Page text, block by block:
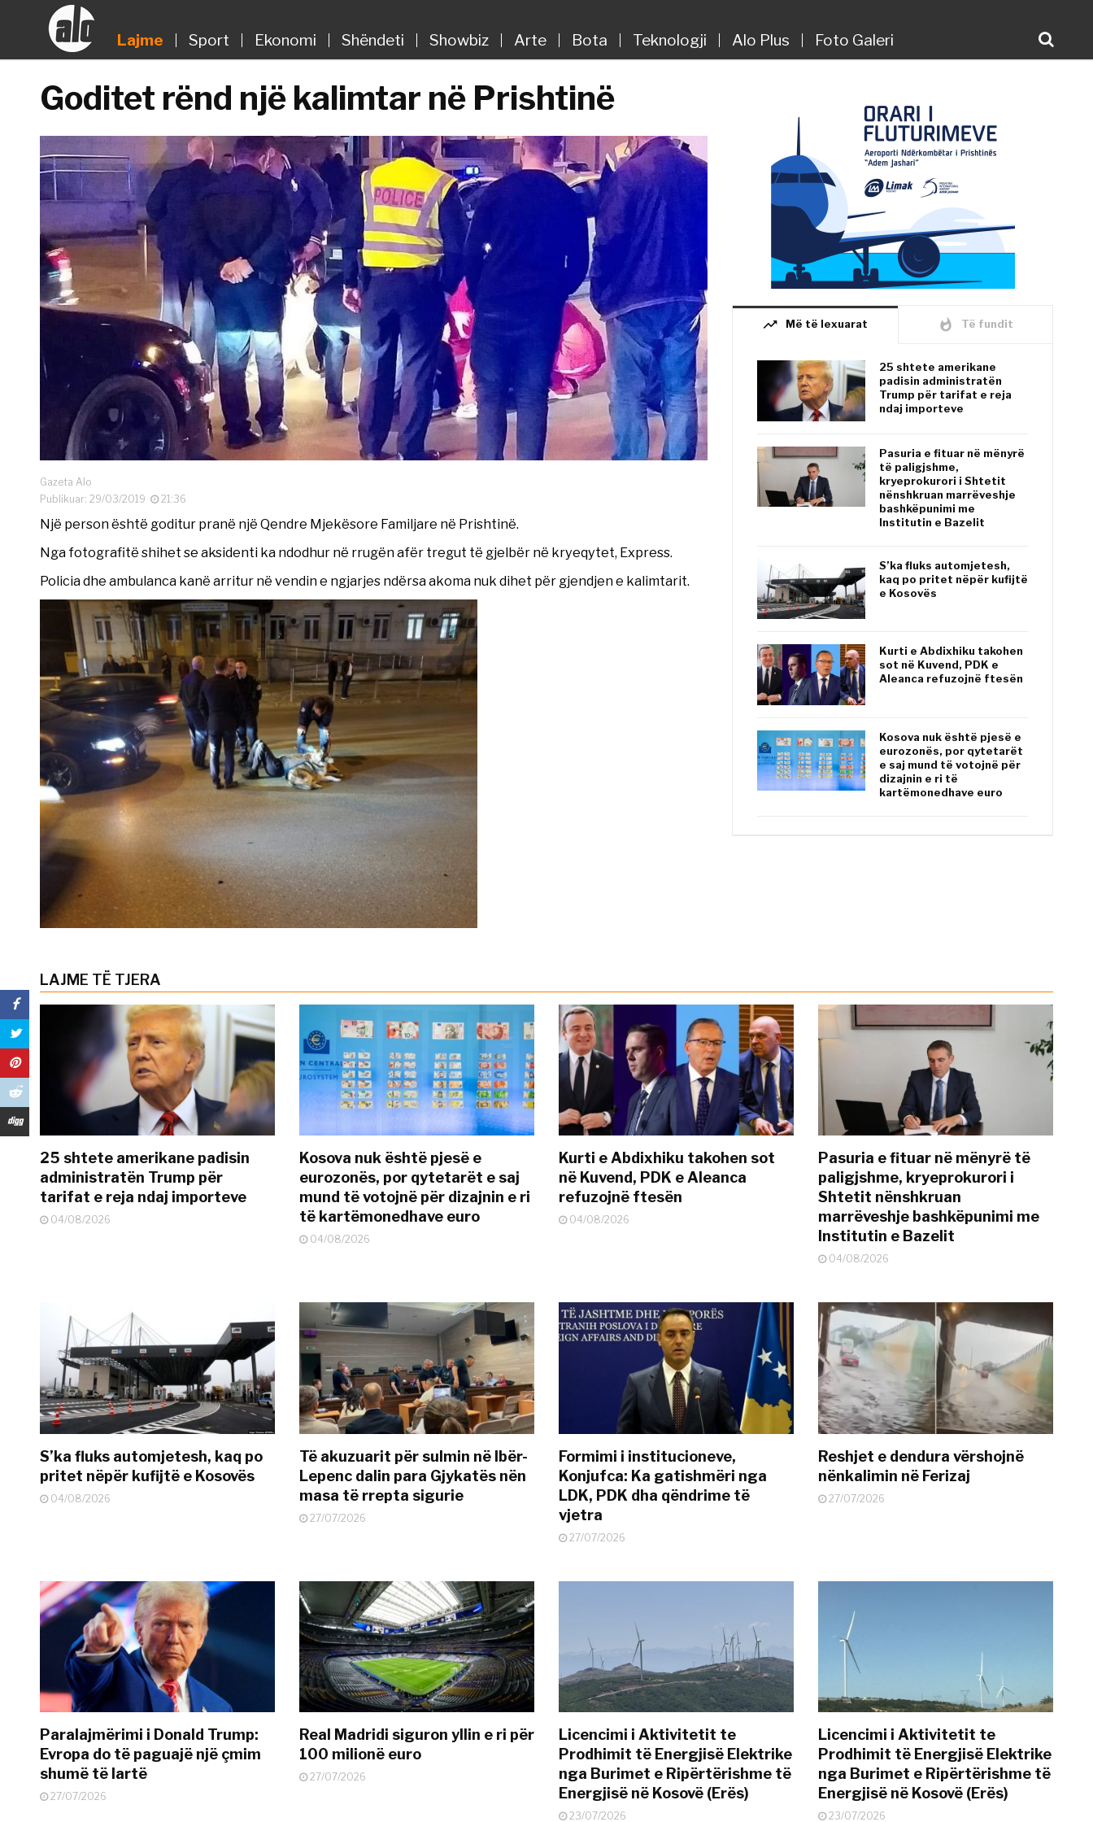
Lajme Sport Ekonomi Shëndeti Showbiz Arte Bota Teknologji Alo Plus Foto Galeri
Goditet rënd një kalimtar në Prishtinë
Gazeta Alo
Publikuar: 29/03/2019
21:36
Një person është goditur pranë një Qendre Mjekësore Familjare në Prishtinë.
Nga fotografitë shihet se aksidenti ka ndodhur në rrugën afër tregut të gjelbër në kryeqytet, Express.
Policia dhe ambulanca kanë arritur në vendin e ngjarjes ndërsa akoma nuk dihet për gjendjen e kalimtarit.
trending_up Më të lexuarat whatshot Të fundit
25 shtete amerikane
padisin administratën
Trump për tarifat e reja
ndaj importeve
Pasuria e fituar në mënyrë
të paligjshme,
kryeprokurori i Shtetit
nënshkruan marrëveshje
bashkëpunimi me
Institutin e Bazelit
S’ka fluks automjetesh,
kaq po pritet nëpër kufijtë
e Kosovës
Kurti e Abdixhiku takohen
sot në Kuvend, PDK e
Aleanca refuzojnë ftesën
Kosova nuk është pjesë e
eurozonës, por qytetarët
e saj mund të votojnë për
dizajnin e ri të
kartëmonedhave euro
LAJME TË TJERA
25 shtete amerikane padisin
administratën Trump për
tarifat e reja ndaj importeve
04/08/2026
Kosova nuk është pjesë e
eurozonës, por qytetarët e saj
mund të votojnë për dizajnin e ri
të kartëmonedhave euro
04/08/2026
Kurti e Abdixhiku takohen sot
në Kuvend, PDK e Aleanca
refuzojnë ftesën
04/08/2026
Pasuria e fituar në mënyrë të
paligjshme, kryeprokurori i
Shtetit nënshkruan
marrëveshje bashkëpunimi me
Institutin e Bazelit
04/08/2026
S’ka fluks automjetesh, kaq po
pritet nëpër kufijtë e Kosovës
04/08/2026
Të akuzuarit për sulmin në Ibër-
Lepenc dalin para Gjykatës nën
masa të rrepta sigurie
27/07/2026
Formimi i institucioneve,
Konjufca: Ka gatishmëri nga
LDK, PDK dha qëndrime të
vjetra
27/07/2026
Reshjet e dendura vërshojnë
nënkalimin në Ferizaj
27/07/2026
Paralajmërimi i Donald Trump:
Evropa do të paguajë një çmim
shumë të lartë
27/07/2026
Real Madridi siguron yllin e ri për
100 milionë euro
27/07/2026
Licencimi i Aktivitetit te
Prodhimit të Energjisë Elektrike
nga Burimet e Ripërtërishme të
Energjisë në Kosovë (Erës)
23/07/2026
Licencimi i Aktivitetit te
Prodhimit të Energjisë Elektrike
nga Burimet e Ripërtërishme të
Energjisë në Kosovë (Erës)
23/07/2026